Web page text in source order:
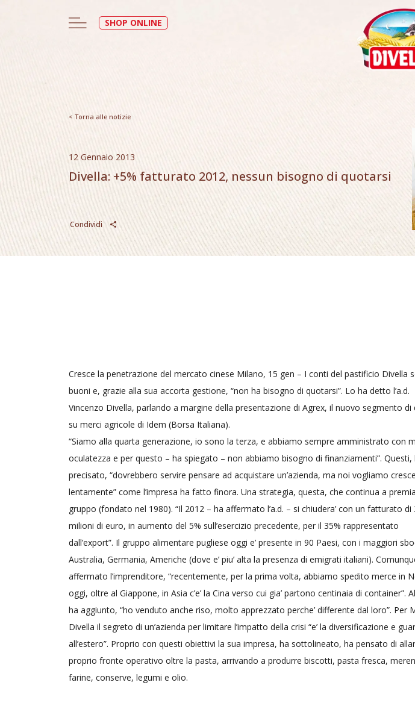
SHOP ONLINE
< Torna alle notizie
12 Gennaio 2013
Divella: +5% fatturato 2012, nessun bisogno di quotarsi
Condividi
Cresce la penetrazione del mercato cinese Milano, 15 gen – I conti del pastificio Divella
buoni e, grazie alla sua accorta gestione, “non ha bisogno di quotarsi”. Lo ha detto l’a.d.
Vincenzo Divella, parlando a margine della presentazione di Agrex, il nuovo segmento di
su merci agricole di Idem (Borsa Italiana).
“Siamo alla quarta generazione, io sono la terza, e abbiamo sempre amministrato con
oculatezza e per questo – ha spiegato – non abbiamo bisogno di finanziamenti”. Questi,
precisato, “dovrebbero servire pensare ad acquistare un’azienda, ma noi vogliamo
lentamente” come l’impresa ha fatto finora. Una strategia, questa, che continua a
gruppo (fondato nel 1980). “Il 2012 – ha affermato l’a.d. – si chiudera’ con un fatturato di
milioni di euro, in aumento del 5% sull’esercizio precedente, per il 35% rappresentato
dall’export”. Il gruppo alimentare pugliese oggi e’ presente in 90 Paesi, con i maggiori
Australia, Germania, Americhe (dove e’ piu’ alta la presenza di emigrati italiani).
affermato l’imprenditore, “recentemente, per la prima volta, abbiamo spedito merce in
oggi, oltre al Giappone, in Asia c’e’ la Cina verso cui gia’ partono centinaia di container”.
ha aggiunto, “ho venduto anche riso, molto apprezzato perche’ differente dal loro”. Per
Divella il segreto di un’azienda per limitare l’impatto della crisi “e’ la diversificazione e
all’estero”. Proprio con questi obiettivi la sua impresa, ha sottolineato, ha pensato di
proprio fronte operativo oltre la pasta, arrivando a produrre biscotti, pasta fresca,
farine, conserve, legumi e olio.